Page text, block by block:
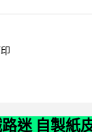
迷 自製紙